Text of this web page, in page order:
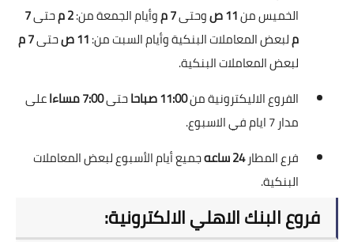
الخميس من11 ص وحتى وأيام الجمعة من:2 م حتى7
ملبعض المعاملات البنكية وأيام السبت من:11 ص حتى7 م
لبعض المعاملات البنكية.
الفروع الاليكترونية من11:00 صباحا حتى7:00 مساءا
على
مدار 7 ايام في الاسبوع.
فرع المطار24 ساعه
جميع أيام الأسبوع لبعض المعاملات
البنكية.
فروع البنك الاهلي الالكترونية: